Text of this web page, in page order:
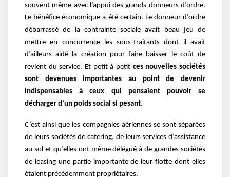
souvent même avec l’appui des grands donneurs d’ordre.
Le bénéfice économique a été certain. Le donneur d’ordre
débarrassé de la contrainte sociale avait beau jeu de
mettre en concurrence les sous-traitants dont il avait
d’ailleurs aidé la création pour faire baisser le coût de
revient du service. Et petit à petit ces nouvelles sociétés
sont devenues importantes au point de devenir
indispensables à ceux qui pensaient pouvoir se
décharger d’un poids social si pesant.
C’est ainsi que les compagnies aériennes se sont séparées
de leurs sociétés de catering, de leurs services d’assistance
au sol et qu’elles ont même délégué à de grandes sociétés
de leasing une partie importante de leur flotte dont elles
étaient précédemment propriétaires.